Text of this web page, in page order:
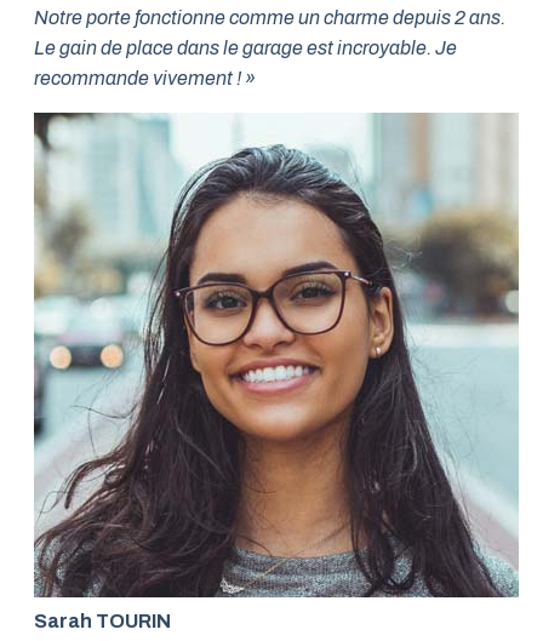
Notre porte fonctionne comme un charme depuis 2 ans.
Le gain de place dans le garage est incroyable. Je
recommande vivement ! »
Sarah TOURIN